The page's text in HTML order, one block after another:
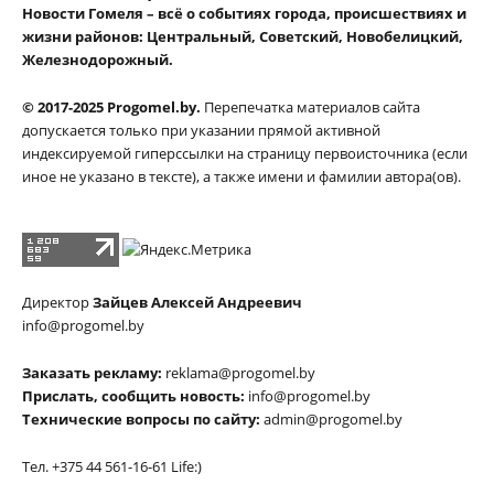
Новости Гомеля – всё о событиях города, происшествиях и
жизни районов: Центральный, Советский, Новобелицкий,
Железнодорожный.
© 2017-2025 Progomel.by. Перепечатка материалов сайта
допускается только при указании прямой активной
индексируемой гиперссылки на страницу первоисточника (если
иное не указано в тексте), а также имени и фамилии автора(ов).
ДиректорЗайцев Алексей Андреевич
info@progomel.by
Заказать рекламу: reklama@progomel.by
Прислать, сообщить новость: info@progomel.by
Технические вопросы по сайту: admin@progomel.by
Тел. +375 44 561-16-61 Life:)